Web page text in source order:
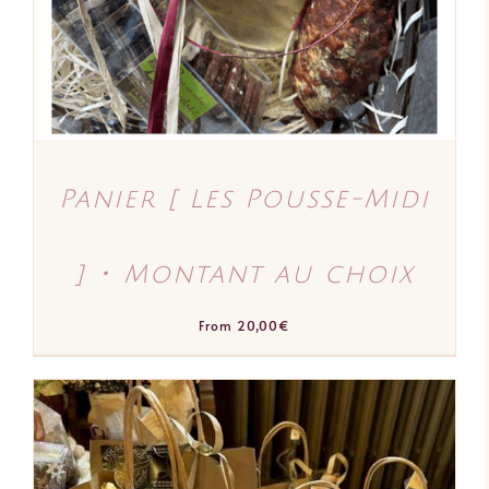
LES
OPTIONS
PEUVENT
ÊTRE
CHOISIES
SUR
LA
PAGE
Panier [ Les Pousse-Midi
] ･ Montant au choix
From 20,00€